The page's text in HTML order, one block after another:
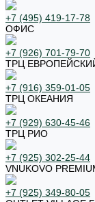
+7 (495) 419-17-78
ОФИС
+7 (926) 701-79-70
ТРЦ
+7 (916) 359-01-05
ТРЦ ОКЕАНИЯ
+7 (929) 630-45-46
ТРЦ РИО
+7 (925) 302-25-44
VNUKOVO
+7 (925) 349-80-05